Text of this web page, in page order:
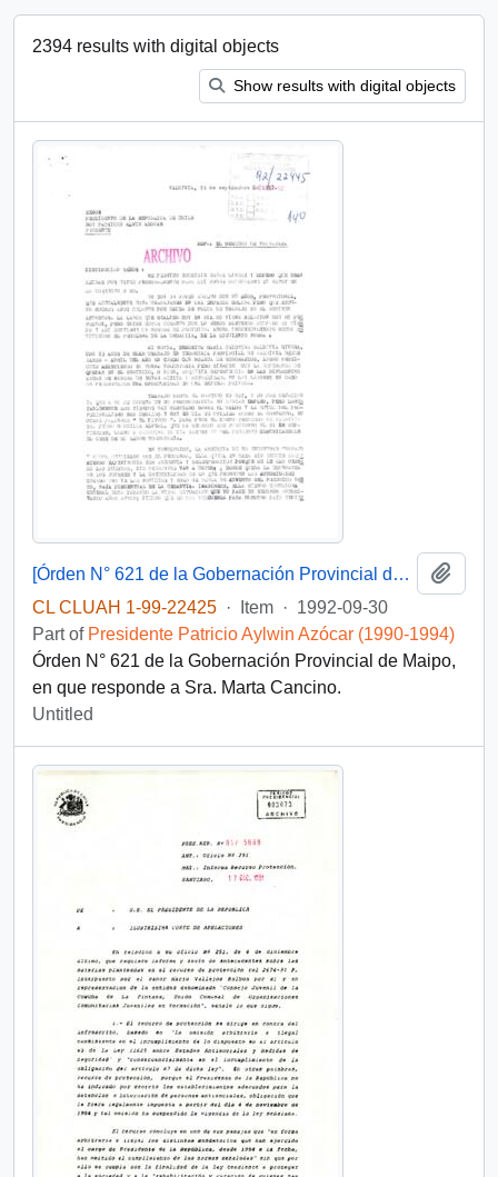
2394 results with digital objects
Show results with digital objects
[Órden N° 621 de la Gobernación Provincial de Maipo]
CL CLUAH 1-99-22425 · Item · 1992-09-30
Part of Presidente Patricio Aylwin Azócar (1990-1994)
Órden N° 621 de la Gobernación Provincial de Maipo,
en que responde a Sra. Marta Cancino.
Untitled